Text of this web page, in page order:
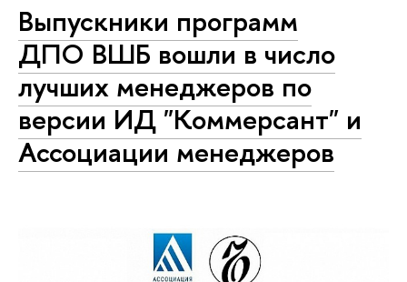
Выпускники программ
ДПО ВШБ вошли в число
лучших менеджеров по
версии ИД "Коммерсант" и
Ассоциации менеджеров